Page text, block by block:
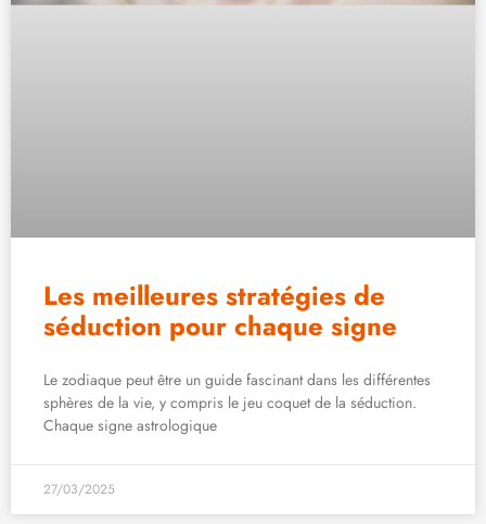
Les meilleures stratégies de
séduction pour chaque signe
Le zodiaque peut être un guide fascinant dans les différentes
sphères de la vie, y compris le jeu coquet de la séduction.
Chaque signe astrologique
27/03/2025